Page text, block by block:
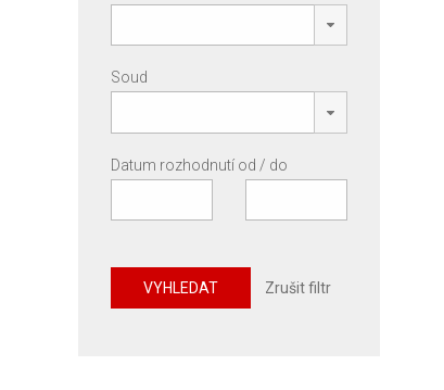
Soud
Datum rozhodnutí od / do
VYHLEDAT Zrušit filtr